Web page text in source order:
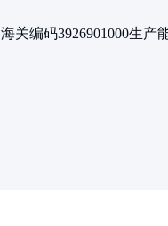
海关编码3926901000生产